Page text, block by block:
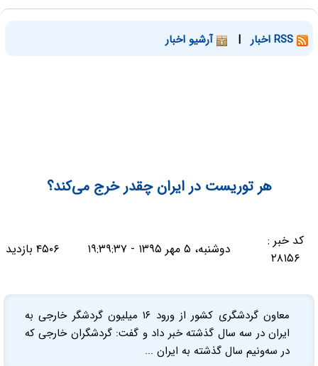
| آرشیو اخبار
هر توریست در ایران چقدر خرج می‌کند؟
کد خبر :
۲۸۱۵۶
دوشنبه، ۵ مهر ۱۳۹۵ - ۱۹:۳۹:۳۷ ۴۵۰۶ بازدید
معاون گردشگری کشور از ورود ۱۶ میلیون گردشگر خارجی به
ایران در سه سال گذشته خبر داد و گفت: گردشگران خارجی که
در سه‌ونیم سال گذشته به ایران ...